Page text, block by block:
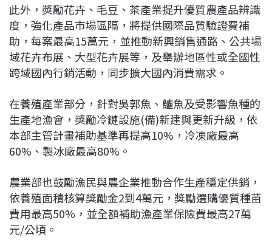
此外，獎勵花卉、毛豆、茶產業提升優質農產品辨識
度，強化產品市場區隔，將提供國際品質驗證費補
助，每案最高15萬元，並推動新興銷售通路、公共場
域花卉布展、大型花卉展等，及舉辦地區性或全國性
跨域國內行銷活動，同步擴大國內消費需求。
在養殖產業部分，針對吳郭魚、鱸魚及受影響魚種的
生產地漁會，獎勵冷鏈設施(備)新建與更新升級，依
本部主管計畫補助基準再提高10%，冷凍廠最高
60%、製冰廠最高80%。
農業部也鼓勵漁民與農企業推動合作生產穩定供銷，
依養殖面積核算獎勵金2到4萬元，獎勵選購優質種苗
費用最高50%，並全額補助漁產業保險費最高27萬
元/公頃。